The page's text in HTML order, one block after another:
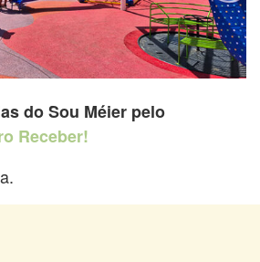
do Sou Méier pelo
Receber!